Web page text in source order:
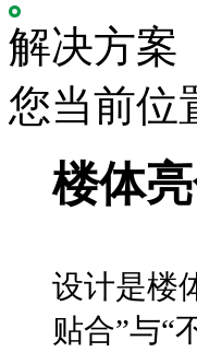
解决方案
您当前位
楼体
设计是楼
贴合”与“